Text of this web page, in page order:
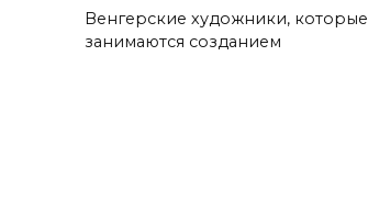
Венгерские художники, которые
занимаются созданием